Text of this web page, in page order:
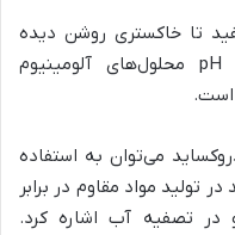
تا خاکستری روشن دیده
می‌شود و نقطه ذوب بالایی دارد. pH محلول‌های آلومینیوم
است.
می‌توان به استفاده
مواد مقاوم در برابر
در تصفیه آب اشاره کرد.